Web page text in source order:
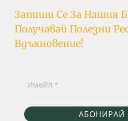
Запиши Се За Нашия
Получавай Полезни
Вдъхновение!